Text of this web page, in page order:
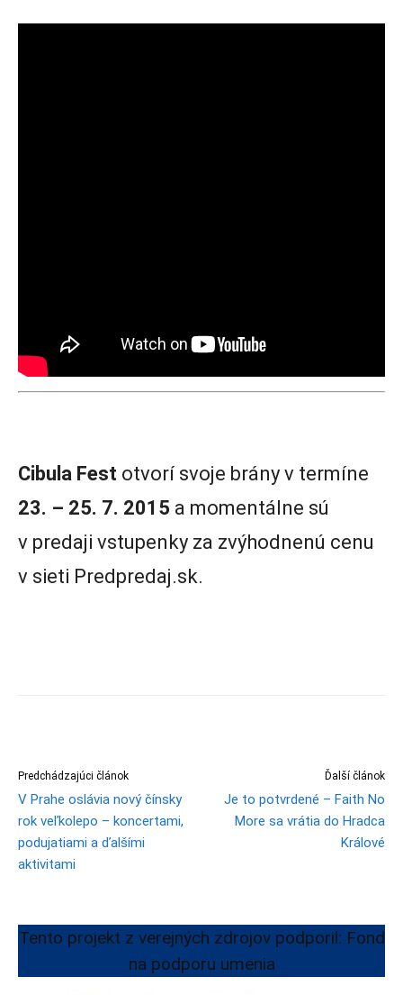
Cibula Fest otvorí svoje brány v termíne
23. – 25. 7. 2015 a momentálne sú
v predaji vstupenky za zvýhodnenú cenu
v sieti Predpredaj.sk.
Predchádzajúci článok
V Prahe oslávia nový čínsky
rok veľkolepo – koncertami,
podujatiami a ďalšími
aktivitami
Ďalší článok
Je to potvrdené – Faith No
More sa vrátia do Hradca
Králové
Tento projekt z verejných zdrojov podporil: Fond
na podporu umenia